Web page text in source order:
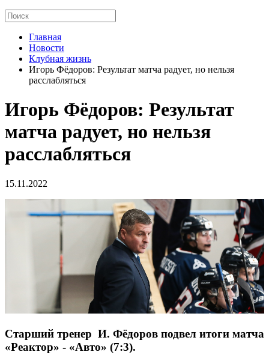
Главная
Новости
Клубная жизнь
Игорь Фёдоров: Результат матча радует, но нельзя
расслабляться
Игорь Фёдоров: Результат
матча радует, но нельзя
расслабляться
15.11.2022
Старший тренер И. Фёдоров подвел итоги матча
«Реактор» - «Авто» (7:3).